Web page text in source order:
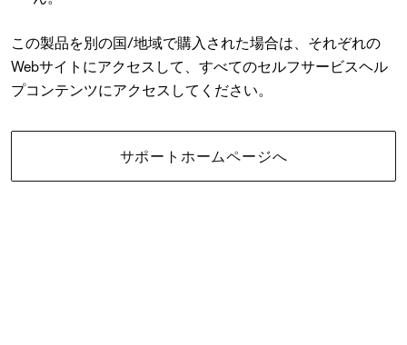
この製品を別の国/地域で購入された場合は、それぞれの
Webサイトにアクセスして、すべてのセルフサービスヘル
プコンテンツにアクセスしてください。
サポートホームページへ